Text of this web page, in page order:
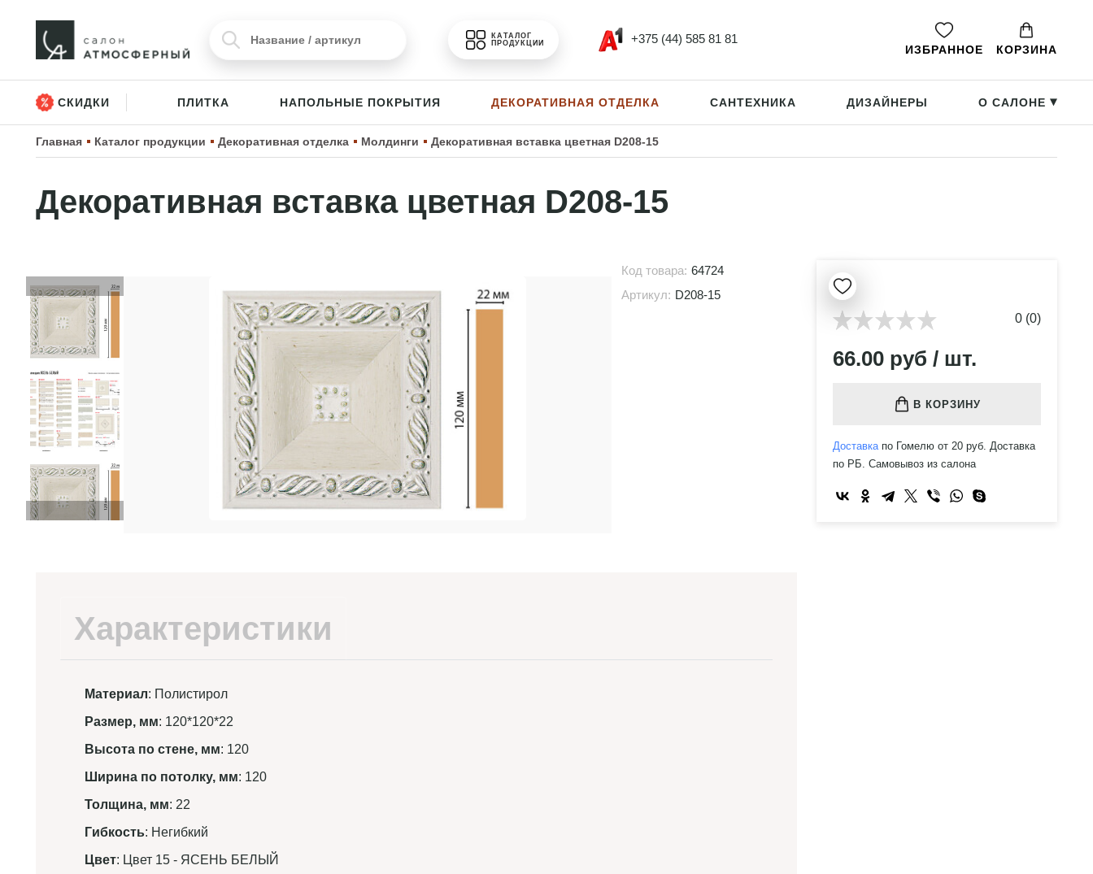
КАТАЛОГ
ПРОДУКЦИИ
+375 (44) 585 81 81
ИЗБРАННОЕ КОРЗИНА
СКИДКИ ПЛИТКА НАПОЛЬНЫЕ ПОКРЫТИЯ ДЕКОРАТИВНАЯ ОТДЕЛКА САНТЕХНИКА ДИЗАЙНЕРЫ О САЛОНЕ ▸
Главная Каталог продукции Декоративная отделка Молдинги Декоративная вставка цветная D208-15
Декоративная вставка цветная D208-15
Код товара: 64724
Артикул: D208-15
Характеристики
Материал: Полистирол
Размер, мм: 120*120*22
Высота по стене, мм: 120
Ширина по потолку, мм: 120
Толщина, мм: 22
Гибкость: Негибкий
Цвет: Цвет 15 - ЯСЕНЬ БЕЛЫЙ
0 (0)
66.00 руб / шт.
В КОРЗИНУ
Доставкапо Гомелю от 20 руб. Доставка
по РБ. Самовывоз из салона